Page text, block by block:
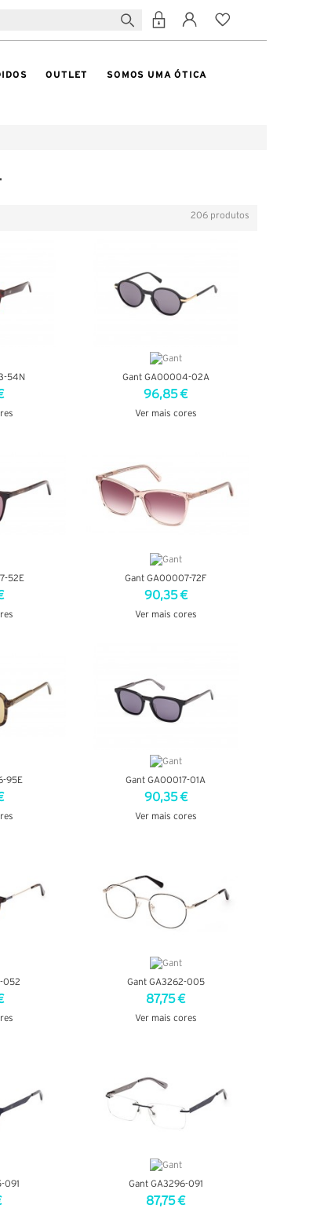
OUTLET SOMOS UMA ÓTICA
206 produtos
54N Gant GA00004-02A
96,85 €
Ver mais cores
52E Gant GA00007-72F
90,35 €
Ver mais cores
95E Gant GA00017-01A
90,35 €
Ver mais cores
052 Gant GA3262-005
87,75 €
Ver mais cores
091 Gant GA3296-091
87,75 €